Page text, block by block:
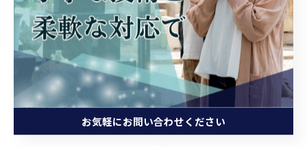
いく墓じまいを実現してください。
家族トラブルを避ける墓じまい
の工夫 お気軽にお問い合わせください